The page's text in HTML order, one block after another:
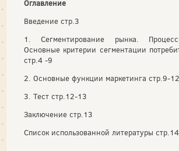
Оглавление
Введение стр.3
1. Сегментирование рынка.
Основные критерии сегментации
стр.4 -9
2. Основные функции маркетинга стр.9-12
3. Тест стр.12-13
Заключение стр.13
Список использованной литературы стр.14